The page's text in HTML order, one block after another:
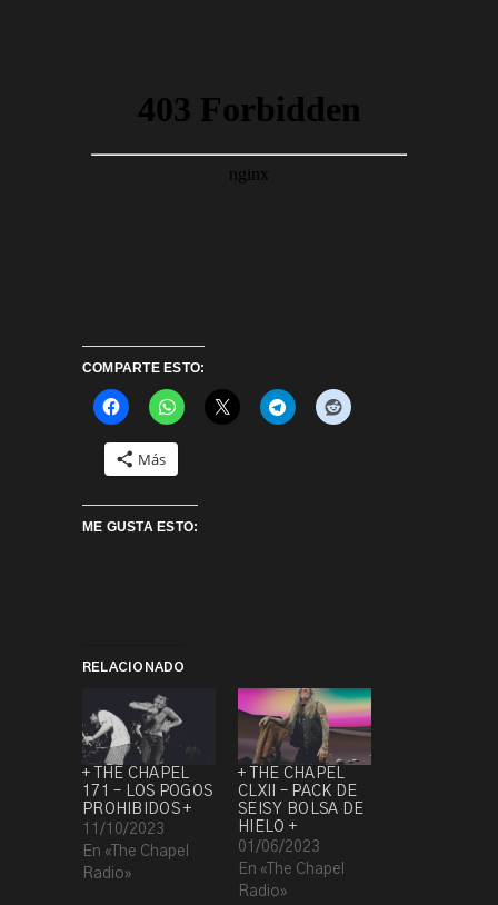
COMPARTE ESTO:
Más
ME GUSTA ESTO:
RELACIONADO
+ THE CHAPEL
171 – LOS POGOS
PROHIBIDOS +
11/10/2023
En «The Chapel
Radio»
+ THE CHAPEL
CLXII – PACK DE
SEIS Y BOLSA DE
HIELO +
01/06/2023
En «The Chapel
Radio»